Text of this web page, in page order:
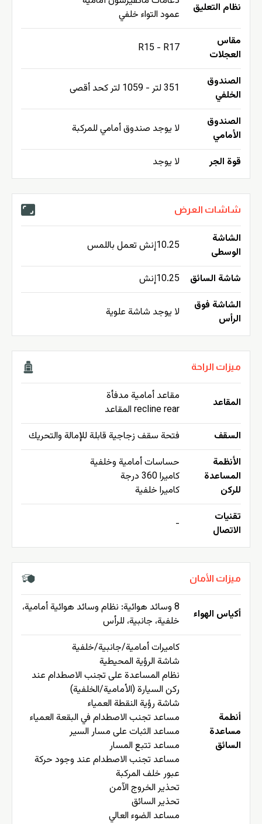
نظام التعليق
عمود التواء خلفي
مقاس
العجلات
R15 - R17
الصندوق
الخلفي
351 لتر - 1059 لتر كحد أقصى
الصندوق
الأمامي
لا يوجد صندوق أمامي للمركبة
قوة الجر لا يوجد
شاشات العرض
الشاشة
الوسطى
10.25إنش تعمل باللمس
شاشة السائق
10.25إنش
الشاشة فوق
الرأس
لا يوجد شاشة علوية
ميزات الراحة
المقاعد
مقاعد أمامية مدفأة
recline rear المقاعد
السقف
فتحة سقف زجاجية قابلة للإمالة والتحريك
الأنظمة
المساعدة
للركن
حساسات أمامية وخلفية
كاميرا 360 درجة
كاميرا خلفية
تقنيات
الاتصال
-
ميزات الأمان
أكياس الهواء
8 وسائد هوائية: نظام وسائد هوائية أمامية،
خلفية، جانبية، للرأس
أنطمة
مساعدة
السائق
كاميرات أمامية/جانبية/خلفية
شاشة الرؤية المحيطية
نظام المساعدة على تجنب الاصطدام عند
ركن السيارة (الأمامية/الخلفية)
شاشة رؤية النقطة العمياء
مساعد تجنب الاصطدام في البقعة العمياء
مساعد الثبات على مسار السير
مساعد تتبع المسار
مساعد تجنب الاصطدام عند وجود حركة
عبور خلف المركبة
تحذير الخروج الآمن
تحذير السائق
مساعد الضوء العالي